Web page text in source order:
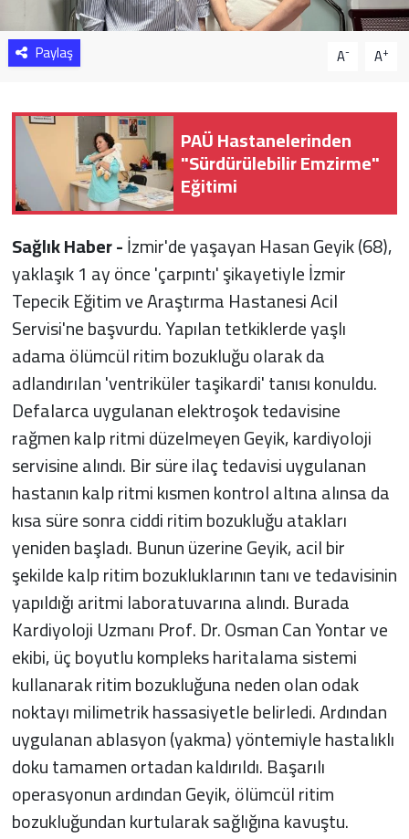
Paylaş A- A+
PAÜ Hastanelerinden
"Sürdürülebilir Emzirme"
Eğitimi
Sağlık Haber -İzmir'de yaşayan Hasan Geyik (68),
yaklaşık 1 ay önce 'çarpıntı' şikayetiyle İzmir
Tepecik Eğitim ve Araştırma Hastanesi Acil
Servisi'ne başvurdu. Yapılan tetkiklerde yaşlı
adama ölümcül ritim bozukluğu olarak da
adlandırılan 'ventriküler taşikardi' tanısı konuldu.
Defalarca uygulanan elektroşok tedavisine
rağmen kalp ritmi düzelmeyen Geyik, kardiyoloji
servisine alındı. Bir süre ilaç tedavisi uygulanan
hastanın kalp ritmi kısmen kontrol altına alınsa da
kısa süre sonra ciddi ritim bozukluğu atakları
yeniden başladı. Bunun üzerine Geyik, acil bir
şekilde kalp ritim bozukluklarının tanı ve tedavisinin
yapıldığı aritmi laboratuvarına alındı. Burada
Kardiyoloji Uzmanı Prof. Dr. Osman Can Yontar ve
ekibi, üç boyutlu kompleks haritalama sistemi
kullanarak ritim bozukluğuna neden olan odak
noktayı milimetrik hassasiyetle belirledi. Ardından
uygulanan ablasyon (yakma) yöntemiyle hastalıklı
doku tamamen ortadan kaldırıldı. Başarılı
operasyonun ardından Geyik, ölümcül ritim
bozukluğundan kurtularak sağlığına kavuştu.